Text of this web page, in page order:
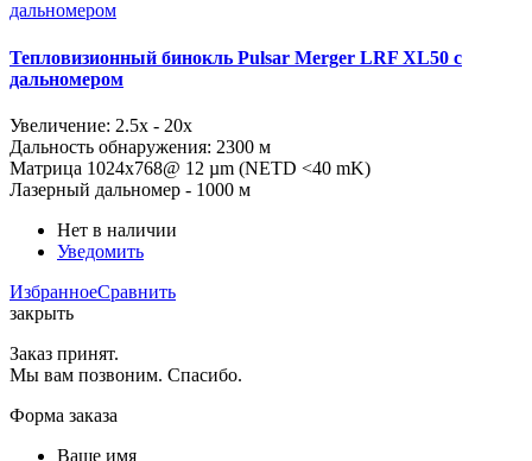
Тепловизионный бинокль Pulsar Merger LRF XL50 с
дальномером
Увеличение: 2.5x - 20x
Дальность обнаружения: 2300 м
Матрица 1024x768@ 12 µm (NETD <40 mK)
Лазерный дальномер - 1000 м
Нет в наличии
Уведомить
ИзбранноеСравнить
закрыть
Заказ принят.
Мы вам позвоним. Спасибо.
Форма заказа
Ваше имя